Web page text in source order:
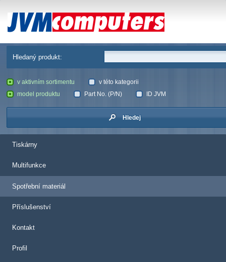
JVM Computers
Hledaný produkt:
v aktivním sortimentu
v této kategorii
model produktu
Part No. (P/N) ID JVM
Hledej
Tiskárny
Multifunkce
Spotřební materiál
Příslušenství
Kontakt
Profil